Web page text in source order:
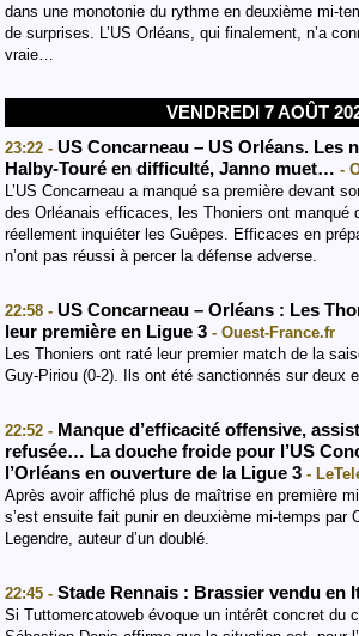
dans une monotonie du rythme en deuxième mi-
de surprises. L’US Orléans, qui finalement, n’a
vraie…
VENDREDI 7 AOÛT
23:22 - US Concarneau – US Orléans. Les
Halby-Touré en difficulté, Janno muet… -
L’US Concarneau a manqué sa première devant
des Orléanais efficaces, les Thoniers ont manqué
réellement inquiéter les Guêpes. Efficaces en
n’ont pas réussi à percer la défense adverse.
22:58 - US Concarneau – Orléans : Les
leur première en Ligue 3 - Ouest-France.fr
Les Thoniers ont raté leur premier match de la
Guy-Piriou (0-2). Ils ont été sanctionnés sur deux
22:52 - Manque d’efficacité offensive,
refusée… La douche froide pour l’US
l’Orléans en ouverture de la Ligue 3 -
Après avoir affiché plus de maîtrise en première
s’est ensuite fait punir en deuxième mi-temps par
Legendre, auteur d’un doublé.
22:45 - Stade Rennais : Brassier vendu en
Si Tuttomercatoweb évoque un intérêt concret du